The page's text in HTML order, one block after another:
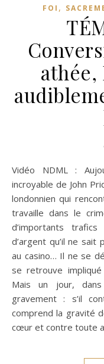
FOI ,
athée,
Vidéo NDML : Aujourd’hui, à la une, le témoignage
incroyable de John
londonnien qui
travaille dans le
d’importants
d’argent qu’il ne
au casino… Il ne se
se retrouve
Mais un jour,
gravement : s’il
comprend la gravité
cœur et contre toute